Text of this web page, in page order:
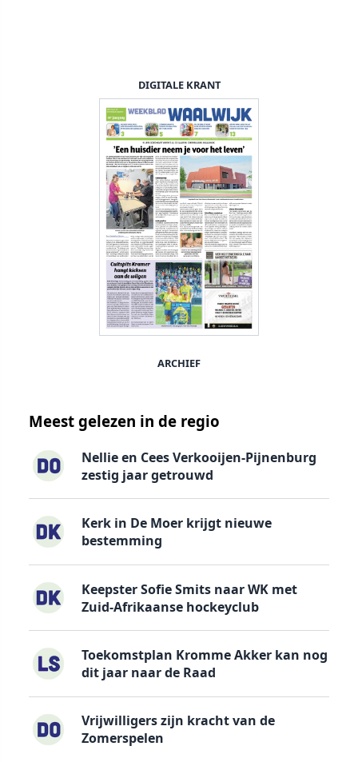
DIGITALE KRANT
ARCHIEF
Meest gelezen in de regio
Nellie en Cees Verkooijen-Pijnenburg
zestig jaar getrouwd
Kerk in De Moer krijgt nieuwe
bestemming
Keepster Sofie Smits naar WK met
Zuid-Afrikaanse hockeyclub
Toekomstplan Kromme Akker kan nog
dit jaar naar de Raad
Vrijwilligers zijn kracht van de
Zomerspelen